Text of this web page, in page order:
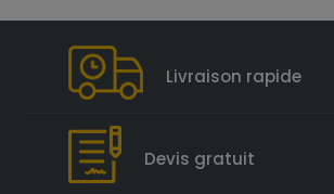
Livraison rapide
Devis gratuit